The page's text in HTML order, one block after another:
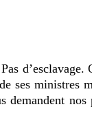
dʼesclavage.
ses ministres
demandent